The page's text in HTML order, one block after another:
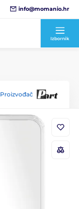
info@momanio.hr
Izbornik
Proizvođač